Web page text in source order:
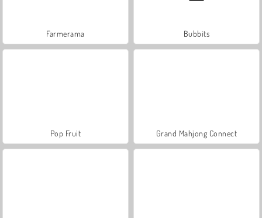
Farmerama Bubbits
Pop Fruit Grand Mahjong Connect